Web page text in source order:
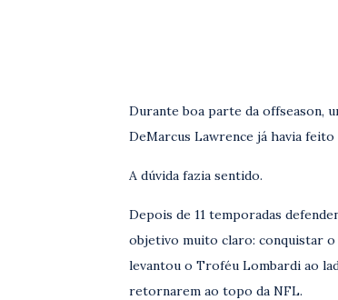
Durante boa parte da offseason,
DeMarcus Lawrence já havia
A dúvida fazia sentido.
Depois de 11 temporadas
objetivo muito claro: conquistar
levantou o Troféu Lombardi ao
retornarem ao topo da NFL.